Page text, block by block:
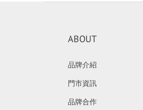
ABOUT
品牌介紹
門市資訊
品牌合作